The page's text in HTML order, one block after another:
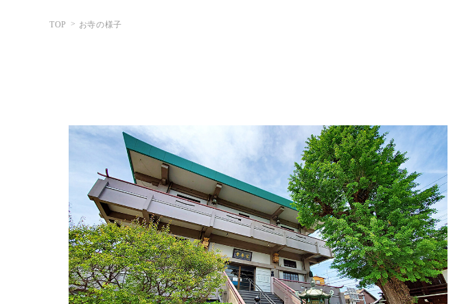
TOP お寺の様子